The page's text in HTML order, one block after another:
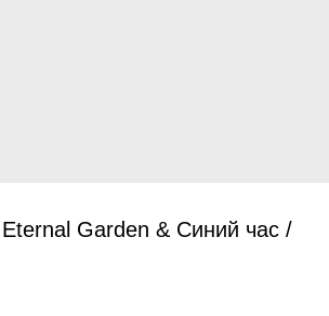
Garden & Синий час /